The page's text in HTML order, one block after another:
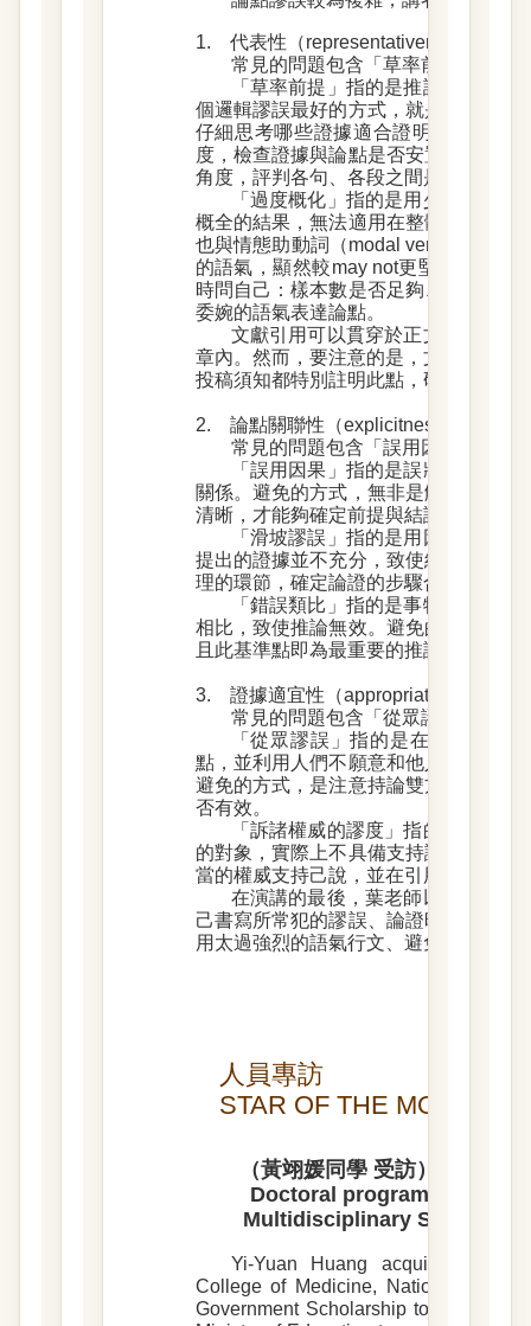
1. 代表性（representativeness）問題
常見的問題包含「草率前提」與「
「草率前提」指的是推論前提不
個邏輯謬誤最好的方式，就是在寫作前
仔細思考哪些證據適合證明論點。而
度，檢查證據與論點是否安置於整篇文
角度，評判各句、各段之間是否關聯且
「過度概化」指的是用少數例子
概全的結果，無法適用在整體的案例上
也與情態助動詞（modal verb）的誤用
的語氣，顯然較may not更堅決許多。
時問自己：樣本數是否足夠、是否具備
委婉的語氣表達論點。
文獻引用可以貫穿於正文的每一部
章內。然而，要注意的是，文獻引用不
投稿須知都特別註明此點，研究者在撰
2. 論點關聯性（explicitness of
常見的問題包含「誤用因果」、「
「誤用因果」指的是誤將時間發
關係。避免的方式，無非是解釋推論過
清晰，才能夠確定前提與結論具因果關
「滑坡謬誤」指的是用因果推論
提出的證據並不充分，致使結論不合理
理的環節，確定論證的步驟合理而非無
「錯誤類比」指的是事物相比時
相比，致使推論無效。避免的方式，便
且此基準點即為最重要的推論依據。
3. 證據適宜性（appropriateness of
常見的問題包含「從眾謬誤」與「
「從眾謬誤」指的是在論證時引
點，並利用人們不願意和他人持論相異
避免的方式，是注意持論雙方的立場，
否有效。
「訴諸權威的謬度」指的是訴諸
的對象，實際上不具備支持論點的專業
當的權威支持己說，並在引用後給予充
在演講的最後，葉老師以四個對同
己書寫所常犯的謬誤、論證時選擇正確
用太過強烈的語氣行文、避免下太過一
人員專訪
STAR OF THE MONTH
（黃翊媛同學 受訪）（
Doctoral program, Life
Multidisciplinary Sciences,
Yi-Yuan Huang acquires her
College of Medicine, National
Government Scholarship to Study